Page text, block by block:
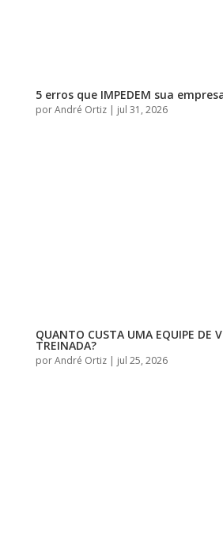
5 erros que IMPEDEM sua
porAndré Ortiz| jul 31, 2026
QUANTO CUSTA UMA EQUIPE DE
TREINADA?
porAndré Ortiz| jul 25, 2026